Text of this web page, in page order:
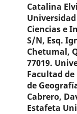
Catalina
Ciencias e
S/N, Esq.
Chetumal,
77019.
Facultad
de
Cabrero,
Estafeta